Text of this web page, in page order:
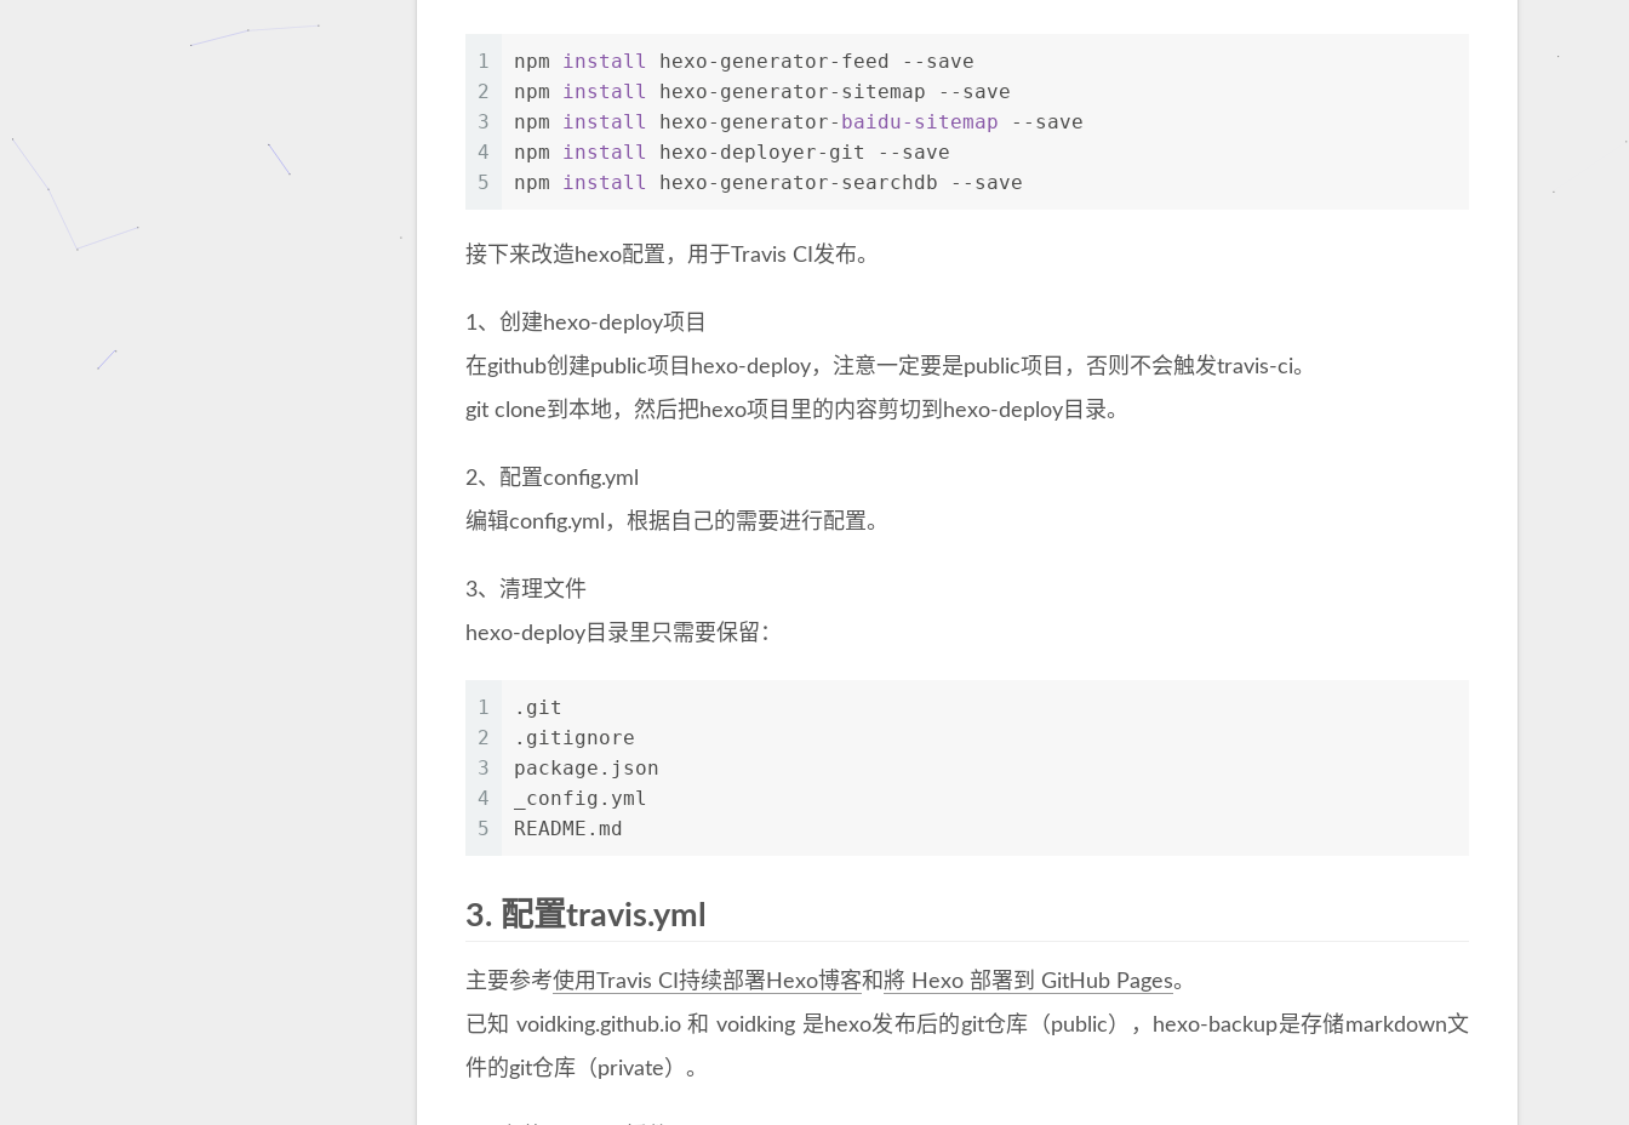
1
2
3
4
5
npm install hexo-generator-feed --save
npm install hexo-generator-sitemap --save
npm install hexo-generator- baidu-sitemap
--save
npm install hexo-deployer-git --save
npm install hexo-generator-searchdb --save
接下来改造hexo配置，用于Travis CI发布。
1、创建hexo-deploy项目
在github创建public项目hexo-deploy，注意一定要是public项目，否则不会触发travis-ci。
git clone到本地，然后把hexo项目里的内容剪切到hexo-deploy目录。
2、配置config.yml
编辑config.yml，根据自己的需要进行配置。
3、清理文件
hexo-deploy目录里只需要保留：
1
2
3
4
5
.git
.gitignore
package .json
_config .yml
README.md
3. 配置travis.yml
主要参考使用Travis CI持续部署Hexo博客和將 Hexo 部署到 GitHub Pages。
已知 voidking.github.io 和 voidking 是hexo发布后的git仓库（public），hexo-backup是存储markdown文
件的git仓库（private）。